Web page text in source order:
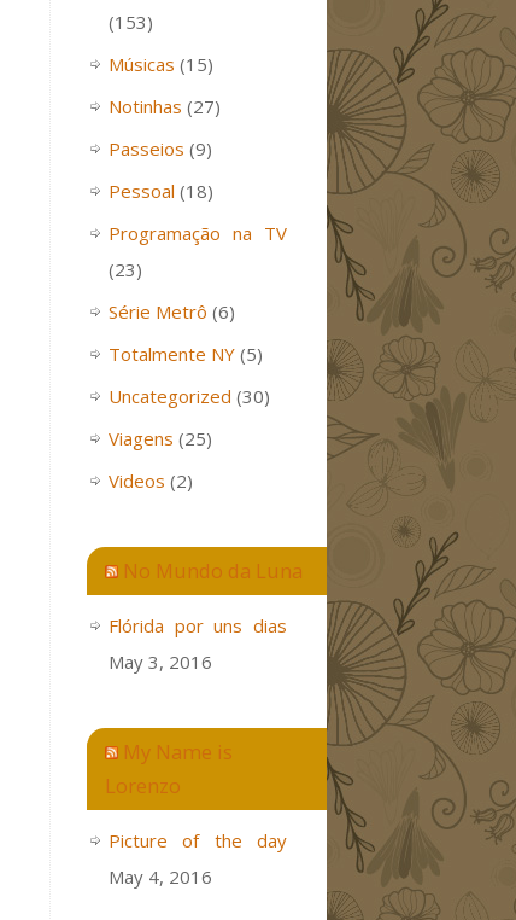
(153)
Músicas (15)
Notinhas (27)
Passeios (9)
Pessoal (18)
Programação na TV
(23)
Série Metrô (6)
Totalmente NY (5)
Uncategorized (30)
Viagens (25)
Videos (2)
No Mundo da Luna
Flórida por uns dias
May 3, 2016
My Name is
Lorenzo
Picture of the day
May 4, 2016